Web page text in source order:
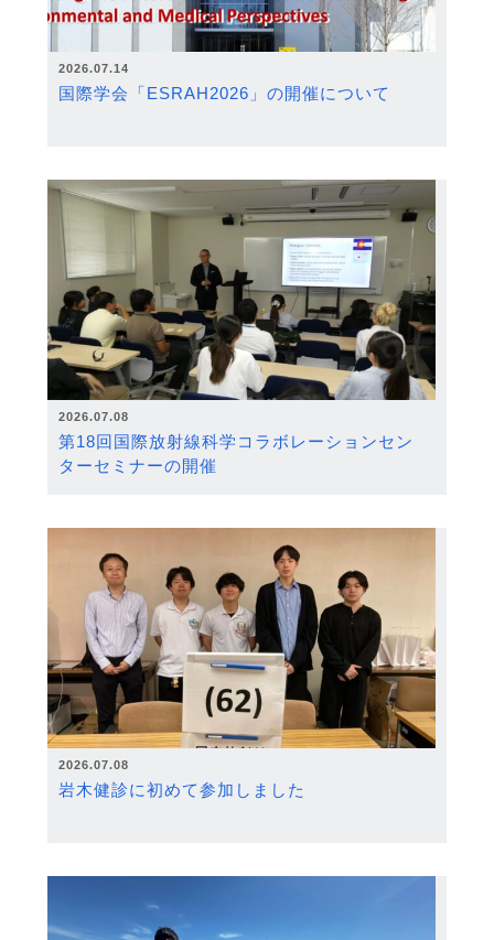
2026.07.14
国際学会「ESRAH2026」の開催について
2026.07.08
第18回国際放射線科学コラボレーションセン
ターセミナーの開催
2026.07.08
岩木健診に初めて参加しました